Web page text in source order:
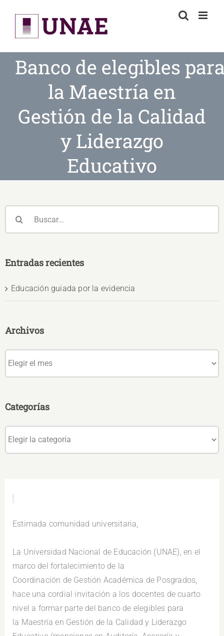
content
Banco de elegibles
la Maestría en
Gestión de la Calidad
y Liderazgo
Educativo
Estimada comunidad universitaria,
La Universidad Nacional de Educación (UNAE), en el
marco del fortalecimiento de la
Coordinación de Gestión Académica de Posgrados,
hace una cordial invitación a los docentes de cuarto
nivel a formar parte del banco de elegibles para
la Maestría en Gestión de la Calidad y Liderazgo
Entradas recientes
Educación guiada por la evidencia
Archivos
Categorías